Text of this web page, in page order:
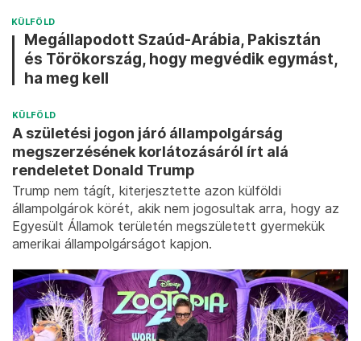
KÜLFÖLD
Megállapodott Szaúd-Arábia, Pakisztán
és Törökország, hogy megvédik egymást,
ha meg kell
KÜLFÖLD
A születési jogon járó állampolgárság
megszerzésének korlátozásáról írt alá
rendeletet Donald Trump
Trump nem tágít, kiterjesztette azon külföldi
állampolgárok körét, akik nem jogosultak arra, hogy az
Egyesült Államok területén megszületett gyermekük
amerikai állampolgárságot kapjon.